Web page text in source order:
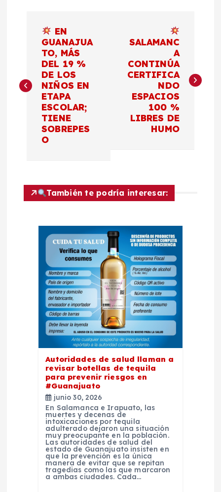
e
EN
GUANAJUA
TO, MÁS
DEL 19 %
DE LOS
NIÑOS EN
ETAPA
ESCOLAR;
TIENE
SOBREPES
O
SALAMANC
A
CONTINÚA
CERTIFICA
NDO
ESPACIOS
100 %
LIBRES DE
HUMO
También te podría interesar:
Autoridades de salud llaman a
revisar botellas de tequila
para prevenir riesgos en
#Guanajuato
junio 30, 2026
En Salamanca e Irapuato, las
muertes y decenas de
intoxicaciones por tequila
adulterado dejaron una situación
muy preocupante en la población.
Las autoridades de salud del
estado de Guanajuato insisten en
que la prevención es la única
manera de evitar que se repitan
tragedias como las que marcaron
a ambas ciudades. Cada…